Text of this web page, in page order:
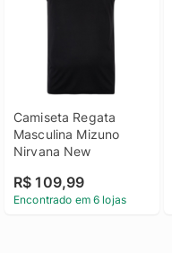
Camiseta Regata
Masculina Mizuno
Nirvana New
R$ 109,99
Encontrado em 6 lojas